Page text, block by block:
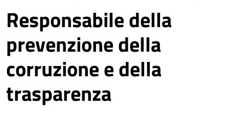
Responsabile della
prevenzione della
corruzione e della
trasparenza